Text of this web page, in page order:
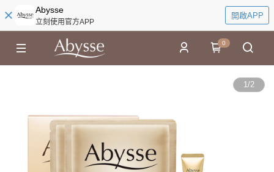
Abysse
立刻使用官方APP
開啟APP
0
1/2